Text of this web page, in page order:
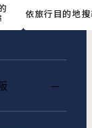
依旅行目的地